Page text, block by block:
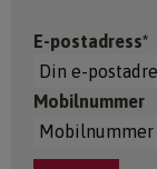
E-postadress*
Mobilnummer